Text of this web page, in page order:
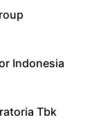
Indonesia
Tbk